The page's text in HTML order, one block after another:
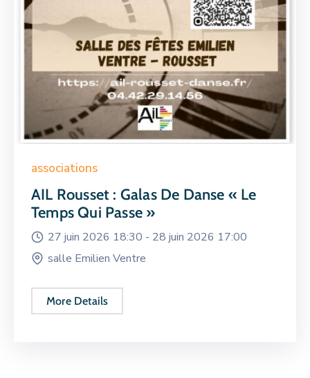
associations
AIL Rousset : Galas De Danse « Le
Temps Qui Passe »
27 juin 2026 18:30 - 28 juin 2026 17:00
salle Emilien Ventre
More Details